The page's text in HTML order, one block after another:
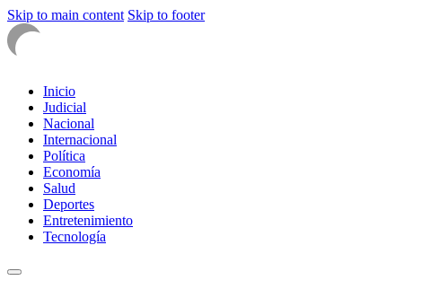
Skip to main content Skip to footer
Inicio
Judicial
Nacional
Internacional
Política
Economía
Salud
Deportes
Entretenimiento
Tecnología